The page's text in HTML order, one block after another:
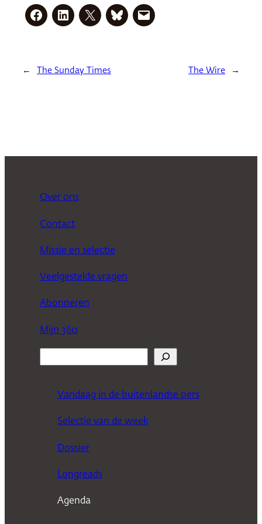
← The Sunday Times The Wire →
Over ons
Contact
Missie en selectie
Veelgestelde vragen
Abonneren
Mijn 360
Vandaag in de buitenlandse pers
Selectie van de week
Dossier
Longreads
Agenda